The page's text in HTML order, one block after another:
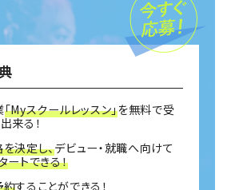
「Myスクールレッスン」を無料で受
来る！
決定し、デビュー・就職へ向けて
ートできる！
約することができる！